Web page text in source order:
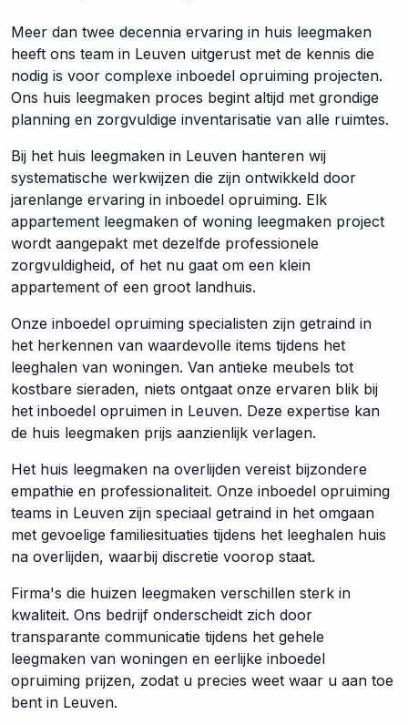
Meer dan twee decennia ervaring in huis leegmaken
heeft ons team in Leuven uitgerust met de kennis die
nodig is voor complexe inboedel opruiming projecten.
Ons huis leegmaken proces begint altijd met grondige
planning en zorgvuldige inventarisatie van alle ruimtes.
Bij het huis leegmaken in Leuven hanteren wij
systematische werkwijzen die zijn ontwikkeld door
jarenlange ervaring in inboedel opruiming. Elk
appartement leegmaken of woning leegmaken project
wordt aangepakt met dezelfde professionele
zorgvuldigheid, of het nu gaat om een klein
appartement of een groot landhuis.
Onze inboedel opruiming specialisten zijn getraind in
het herkennen van waardevolle items tijdens het
leeghalen van woningen. Van antieke meubels tot
kostbare sieraden, niets ontgaat onze ervaren blik bij
het inboedel opruimen in Leuven. Deze expertise kan
de huis leegmaken prijs aanzienlijk verlagen.
Het huis leegmaken na overlijden vereist bijzondere
empathie en professionaliteit. Onze inboedel opruiming
teams in Leuven zijn speciaal getraind in het omgaan
met gevoelige familiesituaties tijdens het leeghalen huis
na overlijden, waarbij discretie voorop staat.
Firma's die huizen leegmaken verschillen sterk in
kwaliteit. Ons bedrijf onderscheidt zich door
transparante communicatie tijdens het gehele
leegmaken van woningen en eerlijke inboedel
opruiming prijzen, zodat u precies weet waar u aan toe
bent in Leuven.